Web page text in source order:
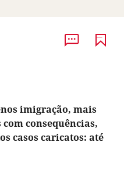
imigração, mais
consequências,
casos caricatos: até